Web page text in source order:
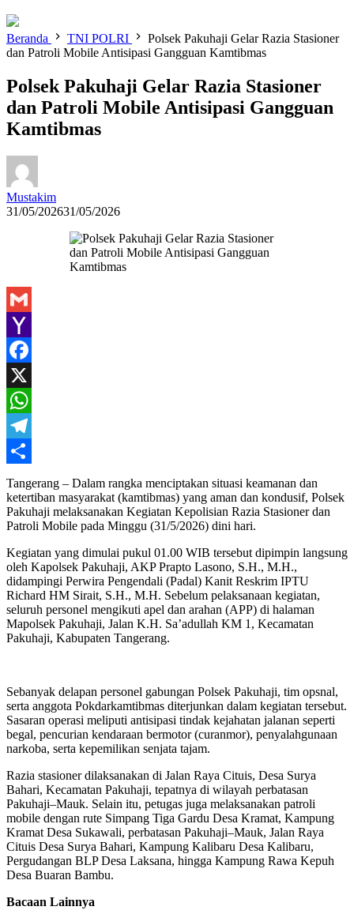
Beranda TNI POLRI
Polsek Pakuhaji Gelar Razia Stasioner
dan Patroli Mobile Antisipasi Gangguan Kamtibmas
Polsek Pakuhaji Gelar Razia Stasioner
dan Patroli Mobile Antisipasi Gangguan
Kamtibmas
Mustakim
31/05/202631/05/2026
Gmail
Yahoo
Mail
Facebook
X
WhatsApp
Telegram
Share
Tangerang – Dalam rangka menciptakan situasi keamanan dan
ketertiban masyarakat (kamtibmas) yang aman dan kondusif, Polsek
Pakuhaji melaksanakan Kegiatan Kepolisian Razia Stasioner dan
Patroli Mobile pada Minggu (31/5/2026) dini hari.
Kegiatan yang dimulai pukul 01.00 WIB tersebut dipimpin langsung
oleh Kapolsek Pakuhaji, AKP Prapto Lasono, S.H., M.H.,
didampingi Perwira Pengendali (Padal) Kanit Reskrim IPTU
Richard HM Sirait, S.H., M.H. Sebelum pelaksanaan kegiatan,
seluruh personel mengikuti apel dan arahan (APP) di halaman
Mapolsek Pakuhaji, Jalan K.H. Sa’adullah KM 1, Kecamatan
Pakuhaji, Kabupaten Tangerang.
Sebanyak delapan personel gabungan Polsek Pakuhaji, tim opsnal,
serta anggota Pokdarkamtibmas diterjunkan dalam kegiatan tersebut.
Sasaran operasi meliputi antisipasi tindak kejahatan jalanan seperti
begal, pencurian kendaraan bermotor (curanmor), penyalahgunaan
narkoba, serta kepemilikan senjata tajam.
Razia stasioner dilaksanakan di Jalan Raya Cituis, Desa Surya
Bahari, Kecamatan Pakuhaji, tepatnya di wilayah perbatasan
Pakuhaji–Mauk. Selain itu, petugas juga melaksanakan patroli
mobile dengan rute Simpang Tiga Gardu Desa Kramat, Kampung
Kramat Desa Sukawali, perbatasan Pakuhaji–Mauk, Jalan Raya
Cituis Desa Surya Bahari, Kampung Kalibaru Desa Kalibaru,
Pergudangan BLP Desa Laksana, hingga Kampung Rawa Kepuh
Desa Buaran Bambu.
Bacaan Lainnya